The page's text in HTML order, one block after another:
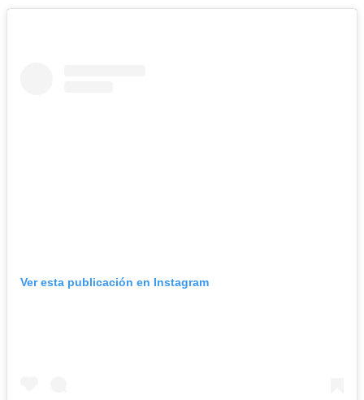
Ver esta publicación en Instagram